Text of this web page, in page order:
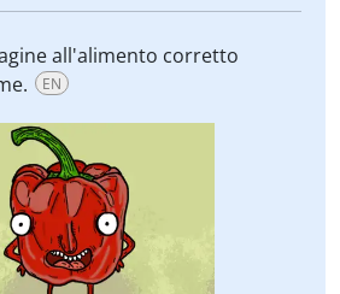
all'alimento corretto
EN